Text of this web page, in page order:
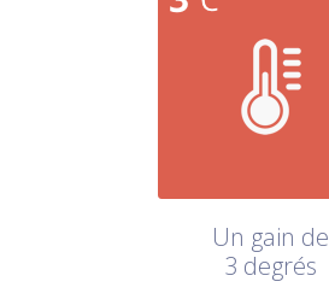
Un gain de
3 degrés